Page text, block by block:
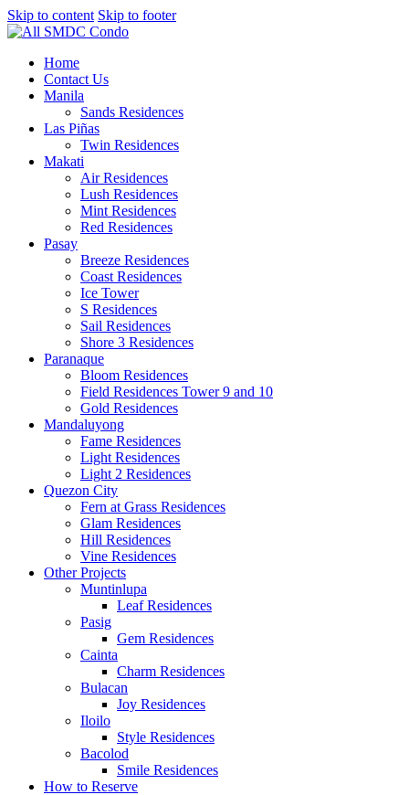
Skip to content Skip to footer
Home
Contact Us
Manila
Sands Residences
Las Piñas
Twin Residences
Makati
Air Residences
Lush Residences
Mint Residences
Red Residences
Pasay
Breeze Residences
Coast Residences
Ice Tower
S Residences
Sail Residences
Shore 3 Residences
Paranaque
Bloom Residences
Field Residences Tower 9 and 10
Gold Residences
Mandaluyong
Fame Residences
Light Residences
Light 2 Residences
Quezon City
Fern at Grass Residences
Glam Residences
Hill Residences
Vine Residences
Other Projects
Muntinlupa
Leaf Residences
Pasig
Gem Residences
Cainta
Charm Residences
Bulacan
Joy Residences
Iloilo
Style Residences
Bacolod
Smile Residences
How to Reserve